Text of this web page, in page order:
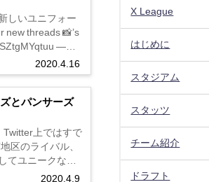
2020.4.16
しいユニフォー
new threads 📸’s
—
とパンサーズ
2020.4.9
Twitter上ではすで
区のライバル、
てユニークな戦
X League
はじめに
スタジアム
スタッツ
チーム紹介
ドラフト